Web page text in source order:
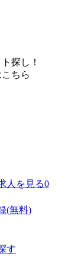
探し！
ちら
人を見る0
(無料)
す